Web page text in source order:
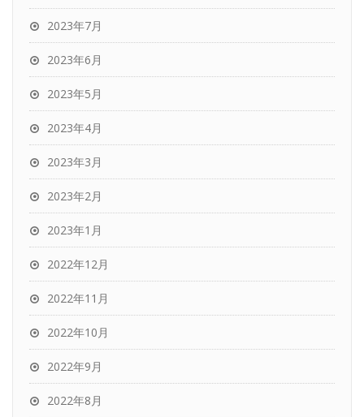
2023年7月
2023年6月
2023年5月
2023年4月
2023年3月
2023年2月
2023年1月
2022年12月
2022年11月
2022年10月
2022年9月
2022年8月